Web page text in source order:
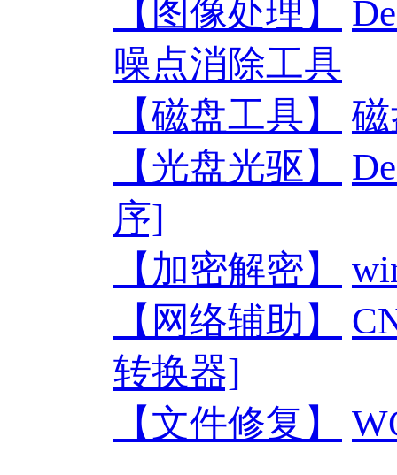
【图像处理】
噪点消除工具
【磁盘工具】
【光盘光驱】
序]
【加密解密】
【网络辅助】
转换器]
【文件修复】